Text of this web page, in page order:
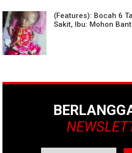
(Features): Bocah 6
Sakit, Ibu: Mohon